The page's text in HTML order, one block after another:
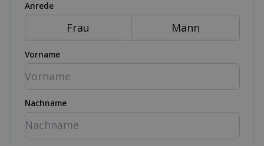
Anrede
Frau Mann
Vorname
Nachname